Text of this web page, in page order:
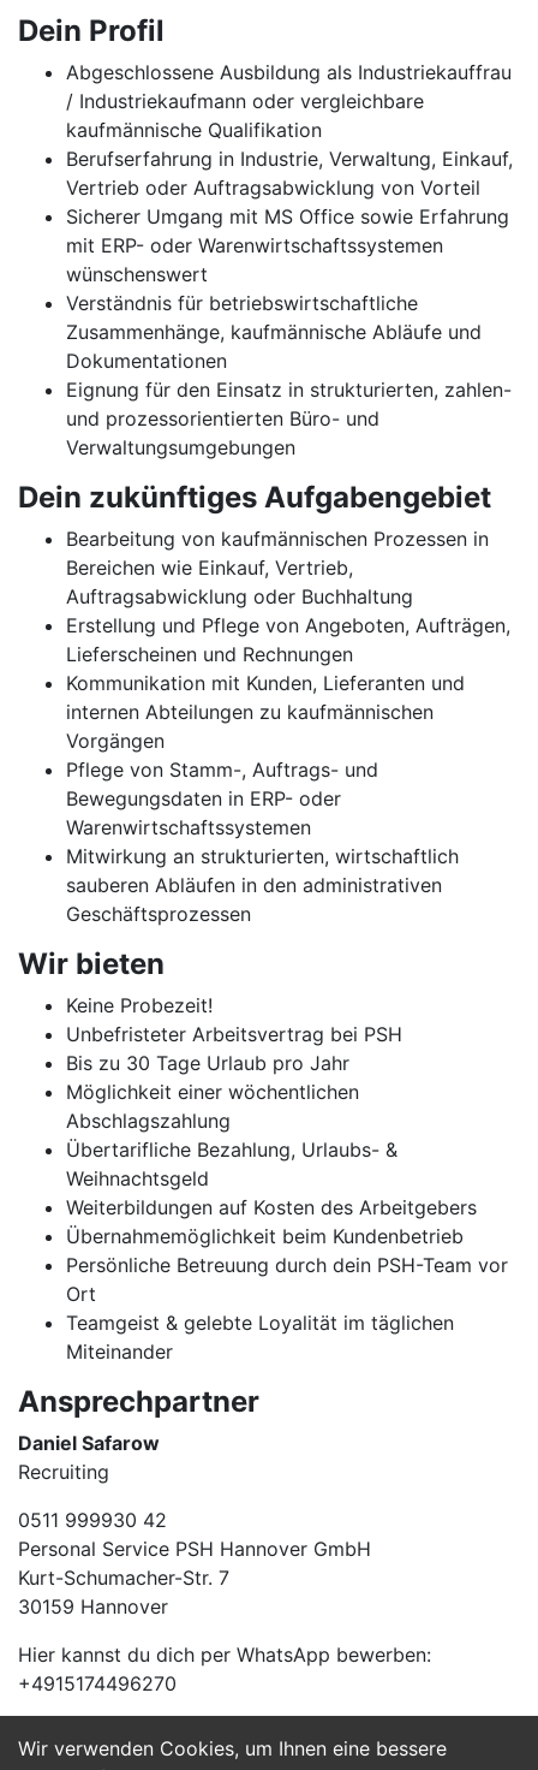
Wir verwenden Cookies, um Ihnen eine bessere
Dein Profil
Abgeschlossene Ausbildung als Industriekauffrau
/ Industriekaufmann oder vergleichbare
kaufmännische Qualifikation
Berufserfahrung in Industrie, Verwaltung, Einkauf,
Vertrieb oder Auftragsabwicklung von Vorteil
Sicherer Umgang mit MS Office sowie Erfahrung
mit ERP- oder Warenwirtschaftssystemen
wünschenswert
Verständnis für betriebswirtschaftliche
Zusammenhänge, kaufmännische Abläufe und
Dokumentationen
Eignung für den Einsatz in strukturierten, zahlen-
und prozessorientierten Büro- und
Verwaltungsumgebungen
Dein zukünftiges Aufgabengebiet
Bearbeitung von kaufmännischen Prozessen in
Bereichen wie Einkauf, Vertrieb,
Auftragsabwicklung oder Buchhaltung
Erstellung und Pflege von Angeboten, Aufträgen,
Lieferscheinen und Rechnungen
Kommunikation mit Kunden, Lieferanten und
internen Abteilungen zu kaufmännischen
Vorgängen
Pflege von Stamm-, Auftrags- und
Bewegungsdaten in ERP- oder
Warenwirtschaftssystemen
Mitwirkung an strukturierten, wirtschaftlich
sauberen Abläufen in den administrativen
Geschäftsprozessen
Wir bieten
Keine Probezeit!
Unbefristeter Arbeitsvertrag bei PSH
Bis zu 30 Tage Urlaub pro Jahr
Möglichkeit einer wöchentlichen
Abschlagszahlung
Übertarifliche Bezahlung, Urlaubs- &
Weihnachtsgeld
Weiterbildungen auf Kosten des Arbeitgebers
Übernahmemöglichkeit beim Kundenbetrieb
Persönliche Betreuung durch dein PSH-Team vor
Ort
Teamgeist & gelebte Loyalität im täglichen
Miteinander
Ansprechpartner
Daniel Safarow
Recruiting
0511 999930 42
Personal Service PSH Hannover GmbH
Kurt-Schumacher-Str. 7
30159 Hannover
Hier kannst du dich per WhatsApp bewerben:
+4915174496270